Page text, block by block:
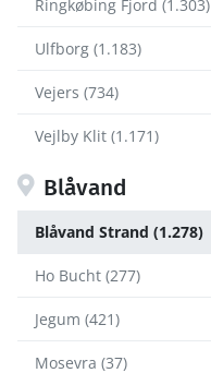
Ringkøbing Fjord (1.303)
Ulfborg (1.183)
Vejers (734)
Vejlby Klit (1.171)
Blåvand
Blåvand Strand (1.278)
Ho Bucht (277)
Jegum (421)
Mosevra (37)